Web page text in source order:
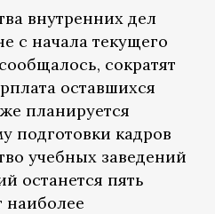
внутренних дел
с начала текущего
сократят
оставшихся
планируется
подготовки кадров
учебных заведений
останется пять
наиболее